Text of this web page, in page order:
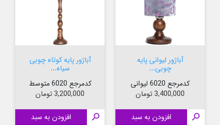
آباژور لیوانی پایه
چوبی...
کدمرجع 6020 لیوانی
قیمت
3,400,000 تومان
 افزودن به سبد
آباژور پایه کوتاه چوبی
سیاه...
کدمرجع 6020 متوسط
قیمت
3,200,000 تومان
 افزودن به سبد